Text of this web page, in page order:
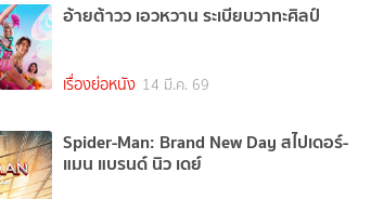
อ้ายต้าวว เอวหวาน ระเบียบวาทะศิลป์
เรื่องย่อหนัง 14 มี.ค. 69
Spider-Man: Brand New Day สไปเดอร์-
แมน แบรนด์ นิว เดย์